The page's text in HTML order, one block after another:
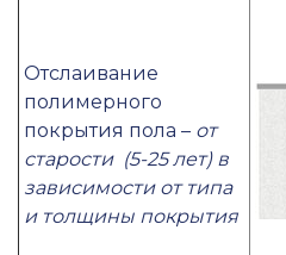
Отслаивание
полимерного
покрытия пола – от
старости (5-25 лет) в
зависимости от типа
и толщины покрытия